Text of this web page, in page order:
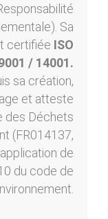
Sa
certifiée ISO
/ 14001.
sa création,
et atteste
des Déchets
(FR014137,
de
du code de